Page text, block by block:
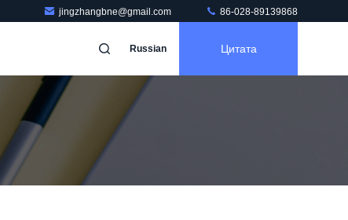
jingzhangbne@gmail.com 86-028-89139868
Russian Цитата